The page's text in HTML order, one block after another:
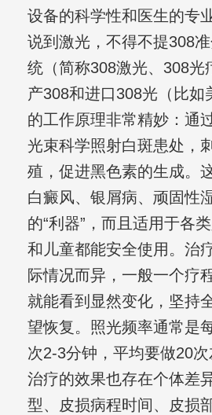
设备的科学性和医生的专
说到激光，不得不提308
统（简称308激光、308光
产308和进口308光（比如
的工作原理非常精妙：通
光束科学照射白斑患处，
殖，促进黑色素的生成。
白癜风、银屑病、顽固性
的“利器”，而且适用于各
和儿童都能安全使用。治
际情况而异，一般一个疗
就能看到显然变化，坚持
望恢复。照光频率通常是
次2-3分钟，平均要做20
治疗的效果也存在个体差
型、皮损病程时间、皮损